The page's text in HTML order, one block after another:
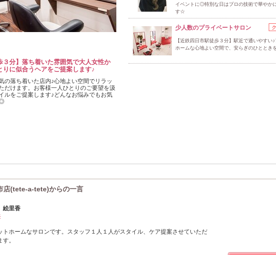
３分】落ち着いた雰囲気で大人女性か
に似合うヘアをご提案します♪
の落ち着いた店内♪心地よい空間でリラッ
だけます。お客様一人ひとりのご要望を汲
ルをご提案します♪どんなお悩みでもお気
◎
イベントに◎特別な日はプロの技術で華やか
す☆
少人数のプライベートサロン
【近鉄四日市駅徒歩３分】駅近で通いやすい
ホームな心地よい空間で、安らぎのひととき
店(tete-a-tete)からの一言
里香
トホームなサロンです。スタッフ１人１人がスタイル、ケア提案させていただ
す。